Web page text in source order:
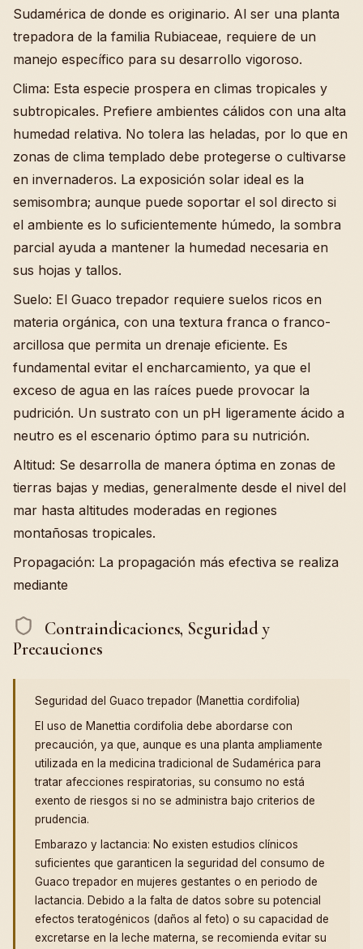
Sudamérica de donde es originario. Al ser una planta
trepadora de la familia Rubiaceae, requiere de un
manejo específico para su desarrollo vigoroso.
Clima: Esta especie prospera en climas tropicales y
subtropicales. Prefiere ambientes cálidos con una alta
humedad relativa. No tolera las heladas, por lo que en
zonas de clima templado debe protegerse o cultivarse
en invernaderos. La exposición solar ideal es la
semisombra; aunque puede soportar el sol directo si
el ambiente es lo suficientemente húmedo, la sombra
parcial ayuda a mantener la humedad necesaria en
sus hojas y tallos.
Suelo: El Guaco trepador requiere suelos ricos en
materia orgánica, con una textura franca o franco-
arcillosa que permita un drenaje eficiente. Es
fundamental evitar el encharcamiento, ya que el
exceso de agua en las raíces puede provocar la
pudrición. Un sustrato con un pH ligeramente ácido a
neutro es el escenario óptimo para su nutrición.
Altitud: Se desarrolla de manera óptima en zonas de
tierras bajas y medias, generalmente desde el nivel del
mar hasta altitudes moderadas en regiones
montañosas tropicales.
Propagación: La propagación más efectiva se realiza
mediante
Contraindicaciones, Seguridad y
Precauciones
Seguridad del Guaco trepador (Manettia cordifolia)
El uso de Manettia cordifolia debe abordarse con
precaución, ya que, aunque es una planta ampliamente
utilizada en la medicina tradicional de Sudamérica para
tratar afecciones respiratorias, su consumo no está
exento de riesgos si no se administra bajo criterios de
prudencia.
Embarazo y lactancia: No existen estudios clínicos
suficientes que garanticen la seguridad del consumo de
Guaco trepador en mujeres gestantes o en periodo de
lactancia. Debido a la falta de datos sobre su potencial
efectos teratogénicos (daños al feto) o su capacidad de
excretarse en la leche materna, se recomienda evitar su